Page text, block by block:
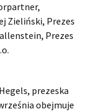
Zieliński, Prezes
Prezes
prezeska
obejmuje